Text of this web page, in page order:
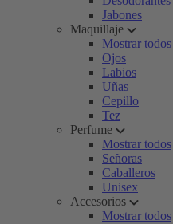
Jabones
Maquillaje
Mostrar todos
Ojos
Labios
Uñas
Cepillo
Tez
Perfume
Mostrar todos
Señoras
Caballeros
Unisex
Accesorios
Mostrar todos